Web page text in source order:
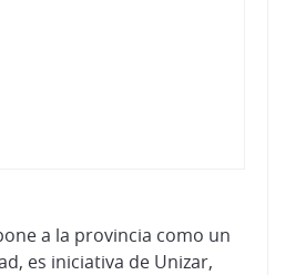
a la provincia como un
es iniciativa de Unizar,